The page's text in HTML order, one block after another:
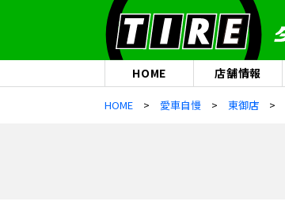
HOME 店舗情報
HOME 愛車自慢 東御店